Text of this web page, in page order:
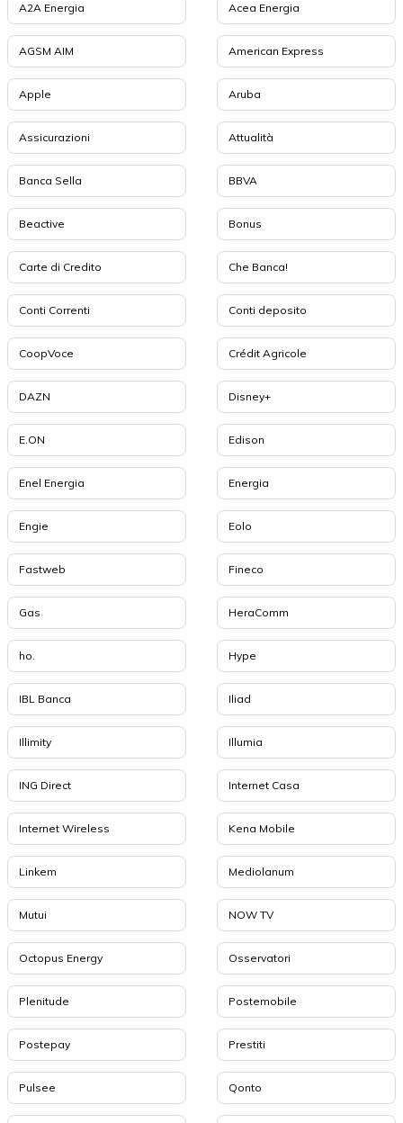
A2A Energia Acea Energia
AGSM AIM American Express
Apple Aruba
Assicurazioni Attualità
Banca Sella BBVA
Beactive Bonus
Carte di Credito Che Banca!
Conti Correnti Conti deposito
CoopVoce Crédit Agricole
DAZN Disney+
E.ON Edison
Enel Energia Energia
Engie Eolo
Fastweb Fineco
Gas HeraComm
ho. Hype
IBL Banca Iliad
Illimity Illumia
ING Direct Internet Casa
Internet Wireless Kena Mobile
Linkem Mediolanum
Mutui NOW TV
Octopus Energy Osservatori
Plenitude Postemobile
Postepay Prestiti
Pulsee Qonto